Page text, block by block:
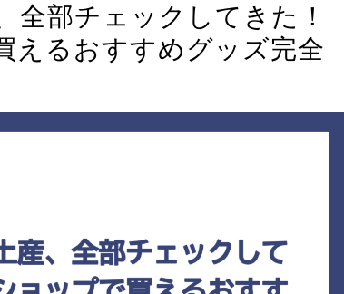
全部チェックしてきた！
えるおすすめグッズ完全